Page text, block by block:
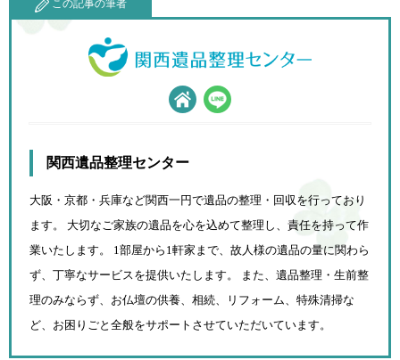
この記事の筆者
関西遺品整理センター
大阪・京都・兵庫など関西一円で遺品の整理・回収を行っており
ます。 大切なご家族の遺品を心を込めて整理し、責任を持って作
業いたします。 1部屋から1軒家まで、故人様の遺品の量に関わら
ず、 丁寧なサービスを提供いたします。 また、遺品整理・生前整
理のみならず、お仏壇の供養、相続、
リフォーム、特殊清掃な
ど、お困りごと全般をサポートさせていただいています。